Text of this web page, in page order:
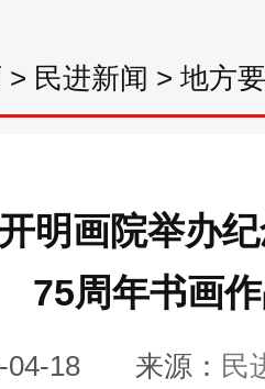
> 民进新闻 > 地方
明画院举办
75周年书画
04-18 来源： 民